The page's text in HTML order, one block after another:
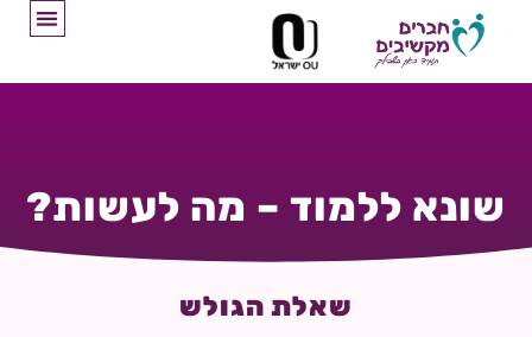
שונא ללמוד – מה לעשות?
שאלת הגולש